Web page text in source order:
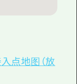
息
点地图（放